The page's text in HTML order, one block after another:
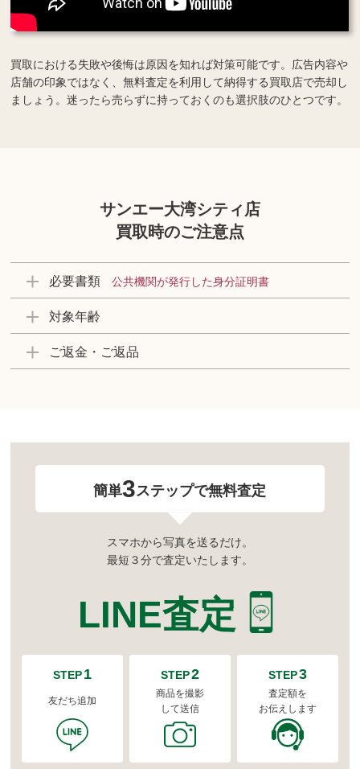
買取における失敗や後悔は原因を知れば対策可能です。広告内容や
店舗の印象ではなく、無料査定を利用して納得する買取店で売却し
ましょう。迷ったら売らずに持っておくのも選択肢のひとつです。
サンエー大湾シティ店
買取時のご注意点
必要書類 公共機関が発行した身分証明書
対象年齢
ご返金・ご返品
簡単3ステップで無料査定
スマホから写真を送るだけ。
最短３分で査定いたします。
LINE査定
STEP1
友だち追加
STEP2
商品を撮影
して送信
STEP3
査定額を
お伝えします